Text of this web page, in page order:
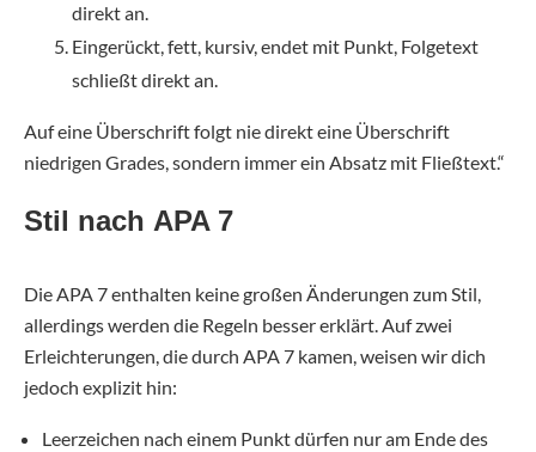
direkt an.
Eingerückt, fett, kursiv, endet mit Punkt, Folgetext
schließt direkt an.
Auf eine Überschrift folgt nie direkt eine Überschrift
niedrigen Grades, sondern immer ein Absatz mit Fließtext.“
Stil nach APA 7
Die APA 7 enthalten keine großen Änderungen zum Stil,
allerdings werden die Regeln besser erklärt. Auf zwei
Erleichterungen, die durch APA 7 kamen, weisen wir dich
jedoch explizit hin:
Leerzeichen nach einem Punkt dürfen nur am Ende des